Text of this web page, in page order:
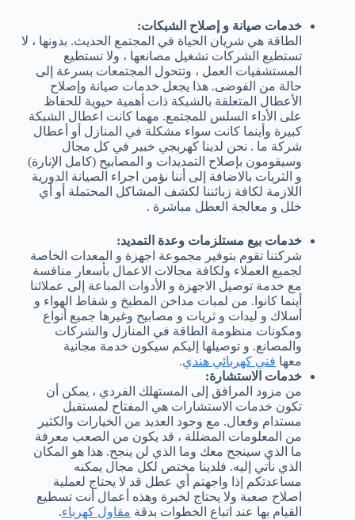
خدمات صيانة و إصلاح الشبكات:
الطاقة هي شريان الحياة في المجتمع الحديث. بدونها ، لا
تستطيع الشركات تشغيل مصانعها ، ولا تستطيع
المستشفيات العمل ، وتتحول المجتمعات بسرعة إلى
حالة من الفوضى. هذا يجعل خدمات صيانة وإصلاح
الأعطال المتعلقة بالشبكة ذات أهمية حيوية للحفاظ
على الأداء السلس للمجتمع. مهما كانت اعطال الشبكة
كبيرة وأينما كانت سواء مشكلة في المنازل أو أعطال
شركة ما . نحن لدينا كهربجي خبير في كل مجال
وسيقومون بإصلاح التمديدات و المصابيح (كامل الإنارة)
و الثريات بالاضافة إلى أننا نؤمن اجراء الصيانة الدورية
اللازمة لكافة زبائننا لكشف المشاكل المحتملة أو أي
خلل و معالجة العطل مباشرة .
خدمات بيع مستلزمات وعدة التمديد:
شركتنا تقوم بتوفير مجموعة اجهزة و المعدات الخاصة
لجميع العملاء ولكافة مجالات الاعمال بأسعار منافسة
مع خدمة توصيل الاجهزة و الأدوات المباعة إلى عملائنا
أينما كانوا. من لمبات مداخن المطبخ و شفاط الهواء و
أسلاك و ليدات و ثريات و مصابيح وغيرها جميع أنواع
ومكونات منظومة الطاقة في المنازل والشركات
والمصانع. و توصيلها إليكم سيكون خدمة مجانية
معها فني كهربائي هندي.
خدمات الاستشارة:
من مزود المرافق إلى المستهلك الفردي ، يمكن أن
تكون خدمات الاستشارات هي المفتاح لمستقبل
مستدام وفعال. مع وجود العديد من الخيارات والكثير
من المعلومات المضللة ، قد يكون من الصعب معرفة
ما الذي سينجح معك وما الذي لن ينجح. هذا هو المكان
الذي نأتي إليه. فلدينا مختص لكل مجال يمكنه
مساعدتكم إذا واجهتم أي عطل قد لا يحتاج لعملية
اصلاح صعبة ولا يحتاج لخبرة وهذه أعمال أنت تسطيع
القيام بها عند اتباع الخطوات بدقة مقاول كهرباء.